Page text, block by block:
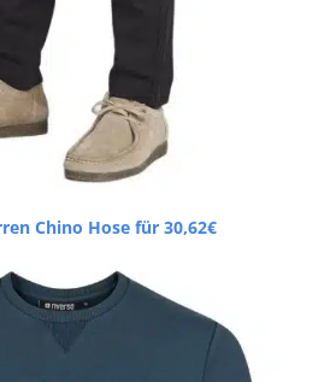
Chino Hose für 30,62€